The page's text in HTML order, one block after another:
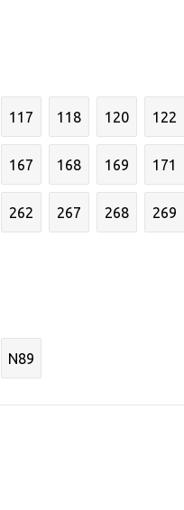
117 118 120 122
167 168 169 171
262 267 268 269
N89